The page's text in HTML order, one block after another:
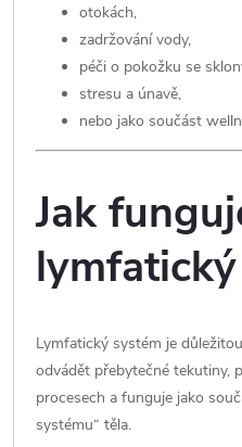
otokách,
zadržování vody,
péči o pokožku se
stresu a únavě,
nebo jako součást
Jak
Lymfatický systém je
odvádět přebytečné tekutiny,
procesech a funguje jako
systému“ těla.